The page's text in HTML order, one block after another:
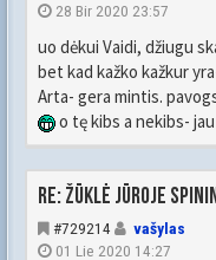
28 Bir 2020 23:57
uo dėkui Vaidi, džiugu
bet kad kažko kažkur
Arta- gera mintis.
o tę kibs a nekibs-
Re: Žūklė jūroje
#729214
vašylas
01 Lie 2020 14:27